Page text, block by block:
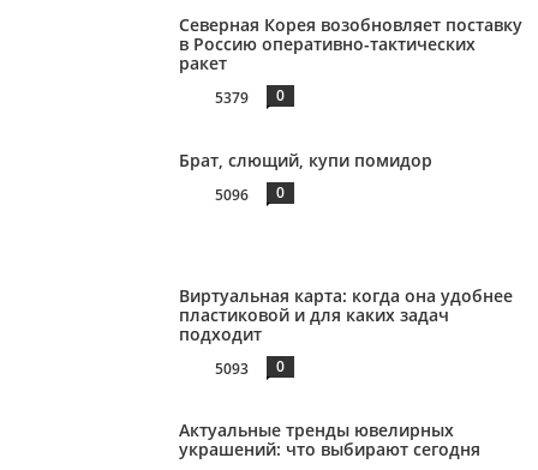
Северная Корея возобновляет поставку
в Россию оперативно-тактических
ракет
5379 0
Брат, слющий, купи помидор
5096 0
Виртуальная карта: когда она удобнее
пластиковой и для каких задач
подходит
5093 0
Актуальные тренды ювелирных
украшений: что выбирают сегодня